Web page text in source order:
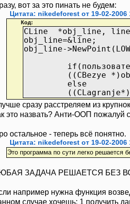
вот за это пинать не будем:
Цитата: nikedeforest от 19-02-2006
Код:
CLine *obj_line,
obj_line=&line;
obj_line-
if(пользователь
((CBezye
else
сразу расстреляем из
это назвать? Анти-ООП пожалуй
остальное - теперь всё понятно.
Цитата: nikedeforest от 19-02-2006
Это программа по сути легко решается
ЗАДАЧА РЕШАЕТСЯ БЕЗ
например нужна функция
случае хочешь: 1 получить